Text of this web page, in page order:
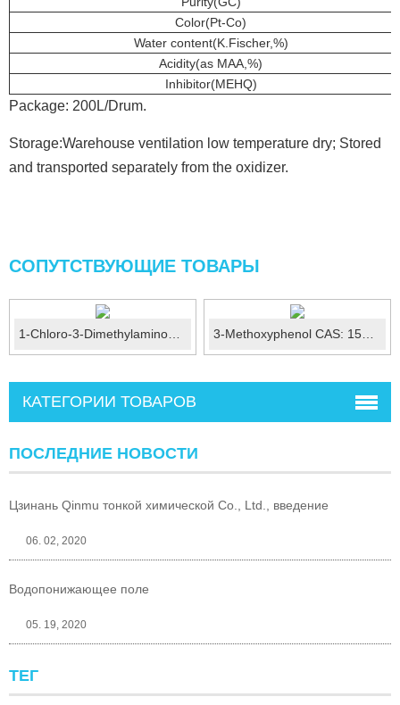
Color(Pt-Co)
Water content(K.Fischer,%)
Acidity(as MAA,%)
Inhibitor(MEHQ)
Package: 200L/Drum.
Storage:Warehouse ventilation low temperature dry; Stored
and transported separately from the oxidizer.
СОПУТСТВУЮЩИЕ ТОВАРЫ
КАТЕГОРИИ ТОВАРОВ
ПОСЛЕДНИЕ НОВОСТИ
Цзинань Qinmu тонкой химической Co., Ltd., введение
06. 02, 2020
Водопонижающее поле
05. 19, 2020
ТЕГ